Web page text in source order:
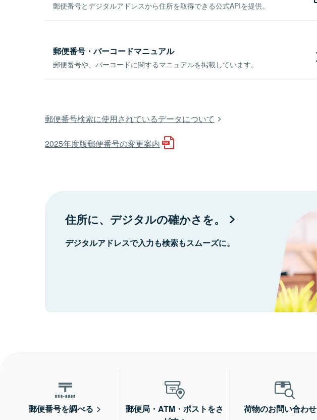
郵便番号とデジタルアドレスから住所を取得できる公式APIを提供。
郵便番号・バーコードマニュアル
郵便番号や、バーコードに関するマニュアルを掲載しています。
郵便番号検索に使用されているデータについて
2025年度版郵便番号の変更案内
住所に、デジタルの確かさを。
デジタルアドレスで入力も検索もスムーズに。
郵便番号を調べる
郵便局・ATM・ポストをさ
荷物のお問い合わせ